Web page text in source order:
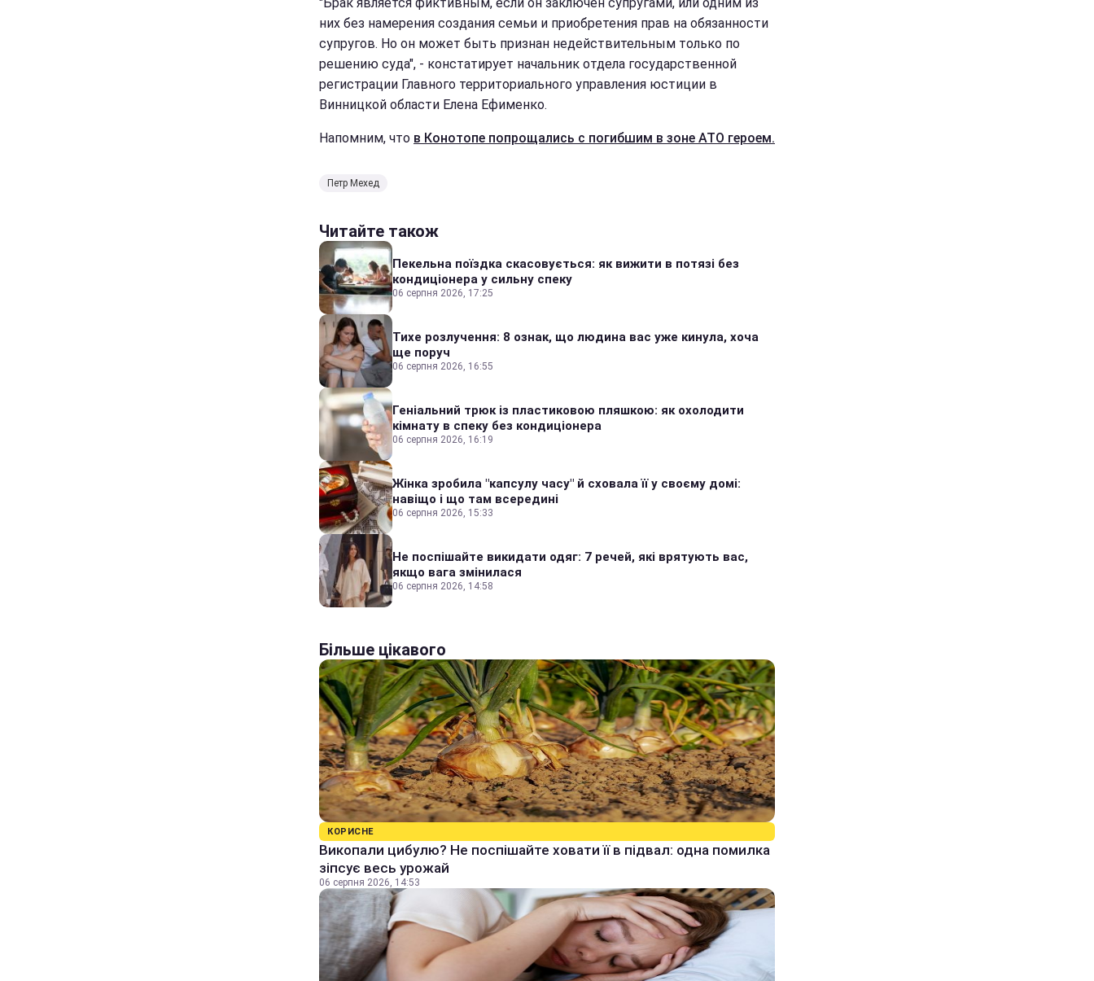
них без намерения создания семьи и приобретения прав на обязанности
супругов. Но он может быть признан недействительным только по
решению суда", - констатирует начальник отдела государственной
регистрации Главного территориального управления юстиции в
Винницкой области Елена Ефименко.
Напомним, что в Конотопе попрощались с погибшим в зоне АТО героем.
Петр Мехед
Читайте також
Пекельна поїздка скасовується: як вижити в потязі без
кондиціонера у сильну спеку
06 серпня 2026, 17:25
Тихе розлучення: 8 ознак, що людина вас уже кинула, хоча
ще поруч
06 серпня 2026, 16:55
Геніальний трюк із пластиковою пляшкою: як охолодити
кімнату в спеку без кондиціонера
06 серпня 2026, 16:19
Жінка зробила "капсулу часу" й сховала її у своєму домі:
навіщо і що там всередині
06 серпня 2026, 15:33
Не поспішайте викидати одяг: 7 речей, які врятують вас,
якщо вага змінилася
06 серпня 2026, 14:58
Більше цікавого
КОРИСНЕ
Викопали цибулю? Не поспішайте ховати її в підвал: одна помилка
зіпсує весь урожай
06 серпня 2026, 14:53